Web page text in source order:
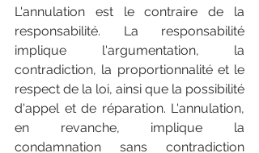
L'annulation est le contraire de la
responsabilité. La responsabilité
implique l'argumentation, la
contradiction, la proportionnalité et le
respect de la loi, ainsi que la possibilité
d'appel et de réparation. L'annulation,
en revanche, implique la
condamnation sans contradiction